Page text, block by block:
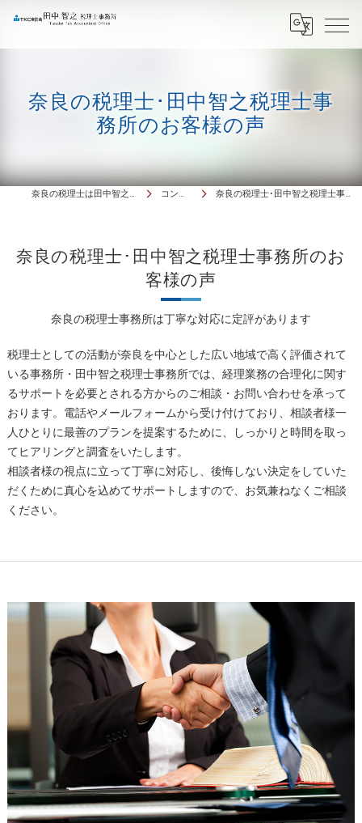
奈良の税理士･田中智之税理士事
務所のお客様の声
奈良の税理士は田中智之税理士事務所 コンセプト 奈良の税理士･田中智之税理士事務所のお客様の声
奈良の税理士事務所は丁寧な対応に定評があります
奈良の税理士･田中智之税理士事務所のお
客様の声
税理士としての活動が奈良を中心とした広い地域で高く評価されて
いる事務所・田中智之税理士事務所では、経理業務の合理化に関す
るサポートを必要とされる方からのご相談・お問い合わせを承って
おります。電話やメールフォームから受け付けており、相談者様一
人ひとりに最善のプランを提案するために、しっかりと時間を取っ
てヒアリングと調査をいたします。
相談者様の視点に立って丁寧に対応し、後悔しない決定をしていた
だくために真心を込めてサポートしますので、お気兼ねなくご相談
ください。